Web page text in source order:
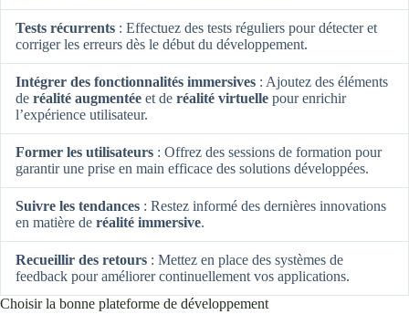
Tests récurrents : Effectuez des tests réguliers pour détecter et
corriger les erreurs dès le début du développement.
Intégrer des fonctionnalités immersives : Ajoutez des éléments
de réalité augmentée et de réalité virtuelle pour enrichir
l’expérience utilisateur.
Former les utilisateurs : Offrez des sessions de formation pour
garantir une prise en main efficace des solutions développées.
Suivre les tendances : Restez informé des dernières innovations
en matière de réalité immersive.
Recueillir des retours : Mettez en place des systèmes de
feedback pour améliorer continuellement vos applications.
Choisir la bonne plateforme de développement